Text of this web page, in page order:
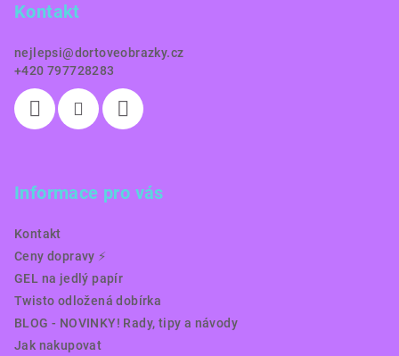
Kontakt
nejlepsi@dortoveobrazky.cz
+420 797728283
Informace pro vás
Kontakt
Ceny dopravy ⚡️
GEL na jedlý papír
Twisto odložená dobírka
BLOG - NOVINKY! Rady, tipy a návody
Jak nakupovat